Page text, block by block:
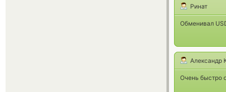
Ринат
Обменивал
Александр
Очень быстро